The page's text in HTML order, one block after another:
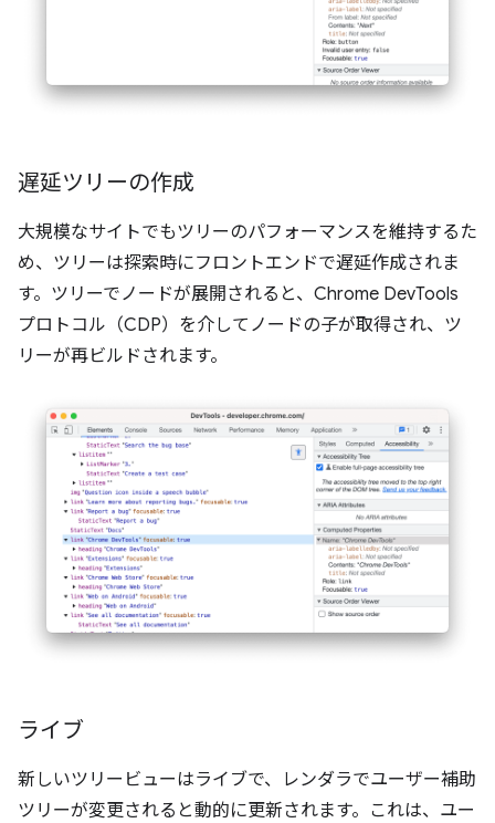
遅延ツリーの作成
大規模なサイトでもツリーのパフォーマンスを維持するた
め、ツリーは探索時にフロントエンドで遅延作成されま
す。ツリーでノードが展開されると、Chrome DevTools
プロトコル（CDP）を介してノードの子が取得され、ツ
リーが再ビルドされます。
ライブ
新しいツリービューはライブで、レンダラでユーザー補助
ツリーが変更されると動的に更新されます。これは、ユー